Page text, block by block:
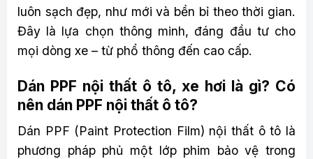
luôn sạch đẹp, như mới và bền bỉ theo thời gian.
Đây là lựa chọn thông minh, đáng đầu tư cho
mọi dòng xe – từ phổ thông đến cao cấp.
Dán PPF nội thất ô tô, xe hơi là gì? Có
nên dán PPF nội thất ô tô?
Dán PPF (Paint Protection Film) nội thất ô tô là
phương pháp phủ một lớp phim bảo vệ trong